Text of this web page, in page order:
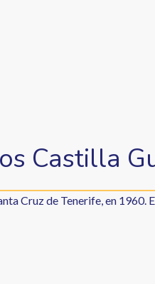
Castilla
Cruz de Tenerife, en